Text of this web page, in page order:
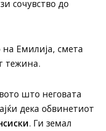
сочувство до
Емилија, смета
тежина.
што неговата
дека обвинетиот
. Ги земал